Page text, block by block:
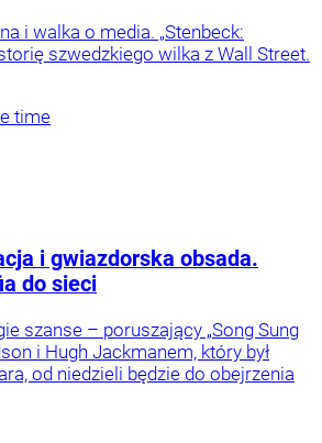
i walka o media. „Stenbeck:
szwedzkiego wilka z Wall Street.
time
i gwiazdorska obsada.
do sieci
szanse – poruszający „Song Sung
i Hugh Jackmanem, który był
od niedzieli będzie do obejrzenia